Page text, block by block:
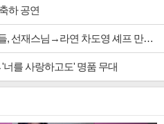
하 공연
재스님→라연 차도영 셰프 만난다
를 사랑하고도' 명품 무대